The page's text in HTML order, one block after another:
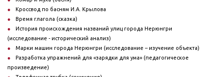
Кроссвод по басням И.А. Крылова
Время глагола (сказка)
История происхождения названий улиц города Нерюнгри
(исследование - исторический анализ)
Марки машин города Нерюнгри (исследование – изучение объекта)
Разработка упражнений для «зарядки для ума» (педагогическое
произведение)